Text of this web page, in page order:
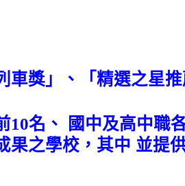
車獎」、「精選之星
10名、 國中及高中職
果之學校，其中 並提